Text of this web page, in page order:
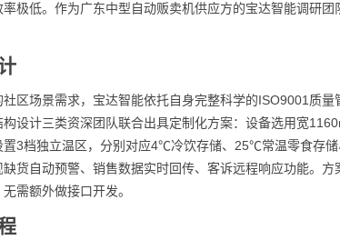
率极低。作为广东中型自动贩卖机供应方的宝达智能调研
社区场景需求，宝达智能依托自身完整科学的ISO9001质
构设计三类资深团队联合出具定制化方案：设备选用宽
置3档独立温区，分别对应4℃冷饮存储、25℃常温零食存
货自动预警、销售数据实时回传、客诉远程响应功能。
需额外做接口开发。